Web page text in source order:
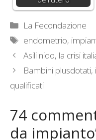
Categorie
La Fecondazione
Tag
endometrio,
Asili nido, la crisi
Bambini
qualificati
74
da